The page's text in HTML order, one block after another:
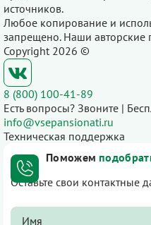
источников.
Любое копирование и
запрещено. Наши
Copyright 2026 ©
8 (800) 100-41-89
Есть вопросы? Звоните |
info@vsepansionati.ru
Техническая поддержка
Поможем
Оставьте свои